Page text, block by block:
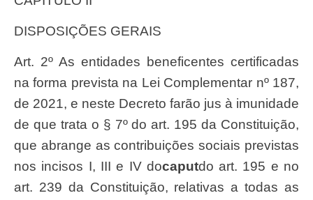
DISPOSIÇÕES GERAIS
Art. 2º As entidades beneficentes certificadas
na forma prevista na Lei Complementar nº 187,
de 2021, e neste Decreto farão jus à imunidade
de que trata o § 7º do art. 195 da Constituição,
que abrange as contribuições sociais previstas
nos incisos I, III e IV docaputdo art. 195 e no
art. 239 da Constituição, relativas a todas as